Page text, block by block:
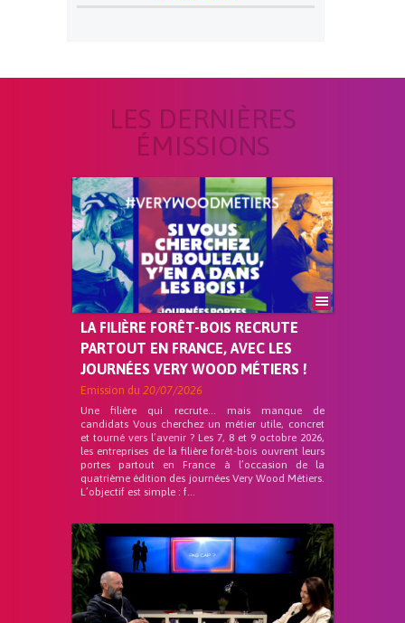
LES DERNIÈRES
ÉMISSIONS
LA FILIÈRE FORÊT-BOIS RECRUTE
PARTOUT EN FRANCE, AVEC LES
JOURNÉES VERY WOOD MÉTIERS !
Emission du 20/07/2026
Une filière qui recrute… mais manque de
candidats Vous cherchez un métier utile, concret
et tourné vers l’avenir ? Les 7, 8 et 9 octobre 2026,
les entreprises de la filière forêt-bois ouvrent leurs
portes partout en France à l’occasion de la
quatrième édition des journées Very Wood Métiers.
L’objectif est simple : f...